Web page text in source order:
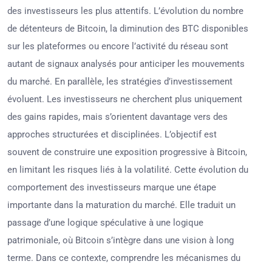
des investisseurs les plus attentifs. L’évolution du nombre
de détenteurs de Bitcoin, la diminution des BTC disponibles
sur les plateformes ou encore l’activité du réseau sont
autant de signaux analysés pour anticiper les mouvements
du marché. En parallèle, les stratégies d’investissement
évoluent. Les investisseurs ne cherchent plus uniquement
des gains rapides, mais s’orientent davantage vers des
approches structurées et disciplinées. L’objectif est
souvent de construire une exposition progressive à Bitcoin,
en limitant les risques liés à la volatilité. Cette évolution du
comportement des investisseurs marque une étape
importante dans la maturation du marché. Elle traduit un
passage d’une logique spéculative à une logique
patrimoniale, où Bitcoin s’intègre dans une vision à long
terme. Dans ce contexte, comprendre les mécanismes du